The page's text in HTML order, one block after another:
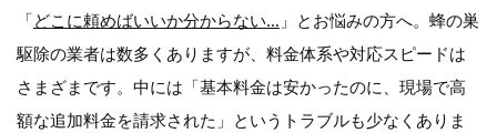
「どこに頼めばいいか分からない… 」とお悩みの方へ。蜂の巣
駆除の業者は数多くありますが、料金体系や対応スピードは
さまざまです。中には「基本料金は安かったのに、現場で高
額な追加料金を請求された」というトラブルも少なくありま